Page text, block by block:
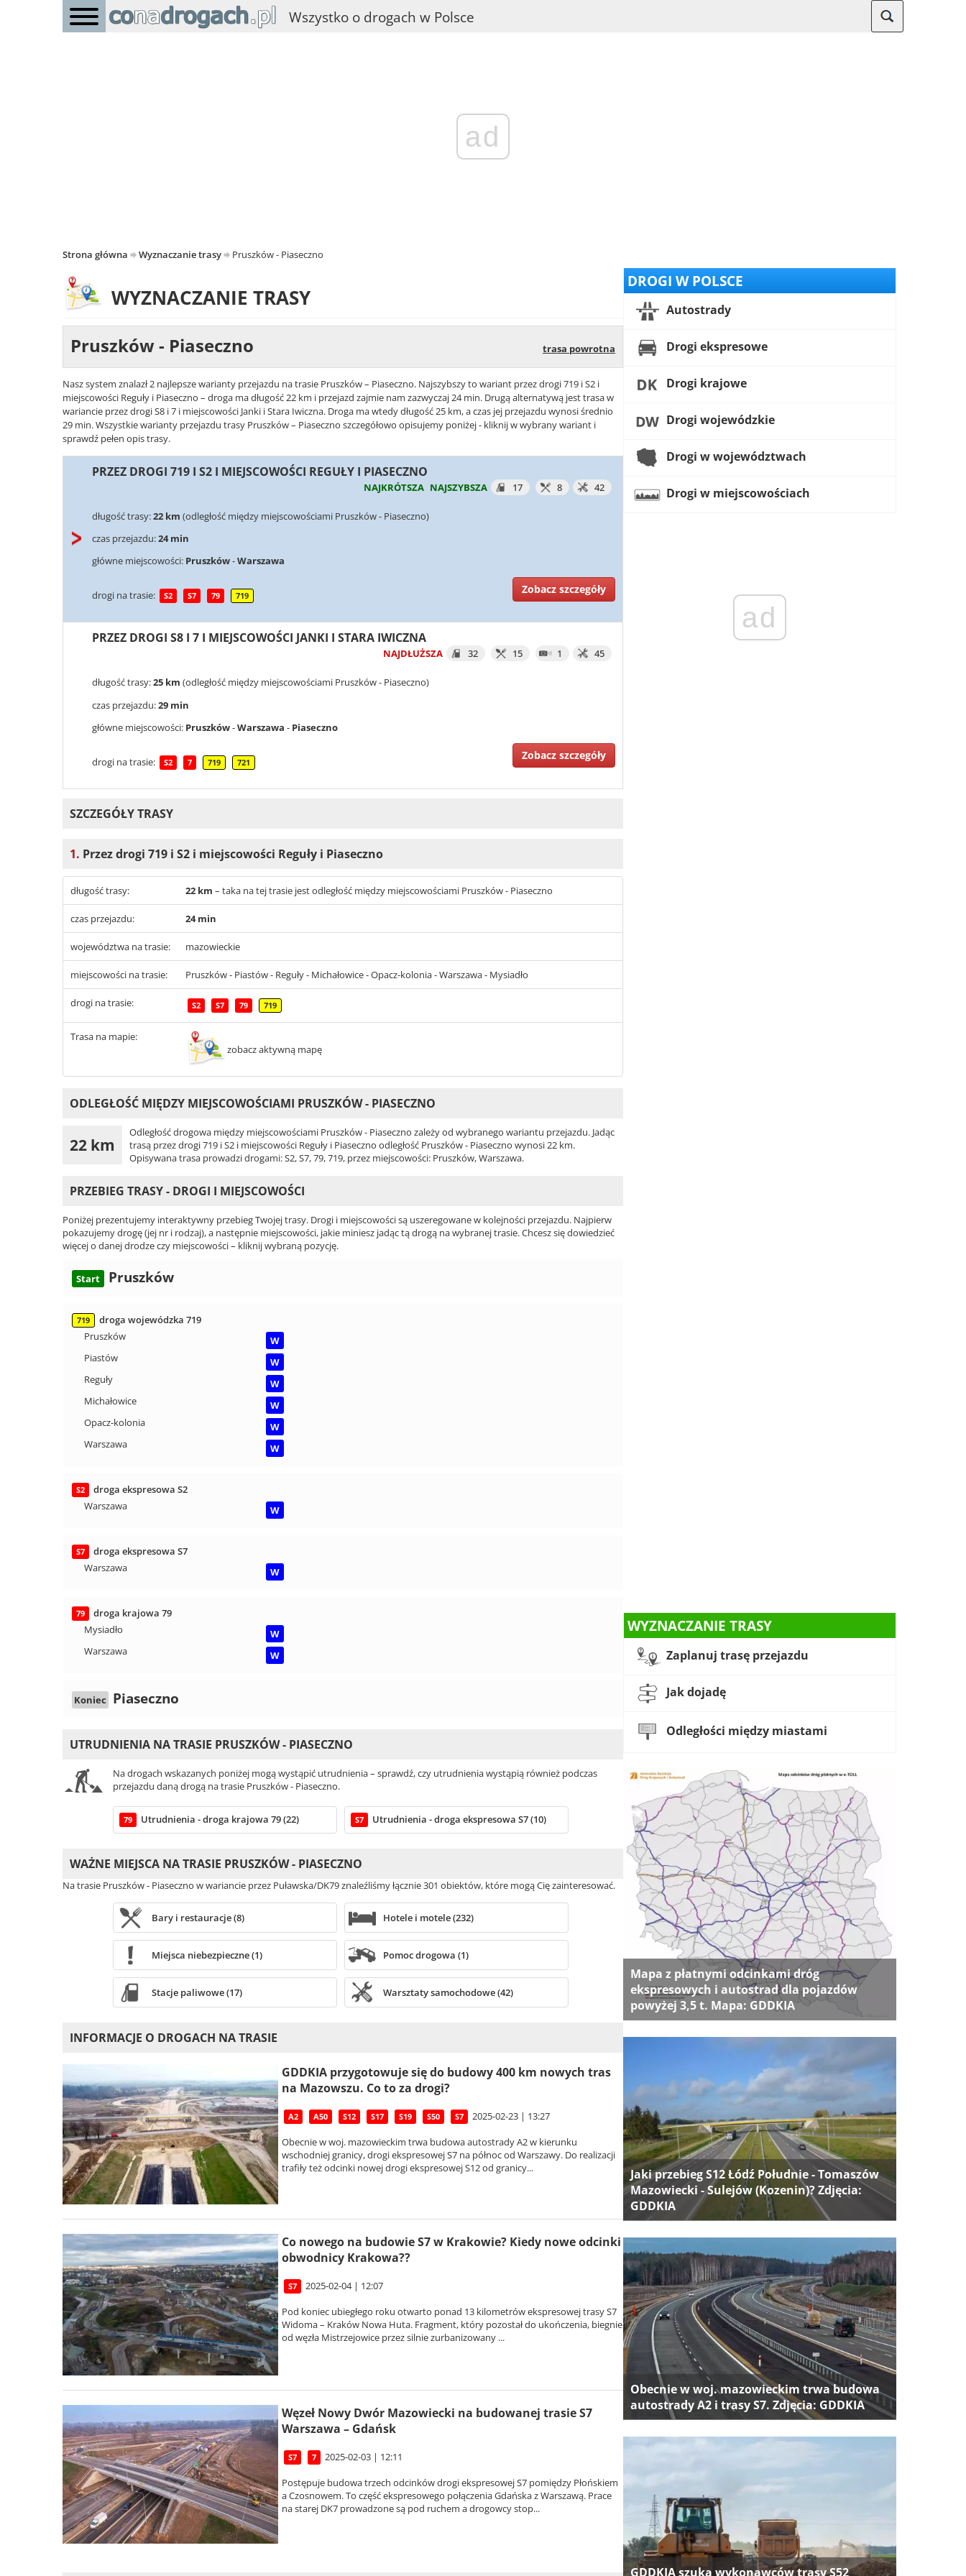
Wszystko o drogach w Polsce
ad
Strona główna Wyznaczanie trasy Pruszków - Piaseczno
WYZNACZANIE TRASY
Pruszków - Piaseczno trasa powrotna
Nasz system znalazł 2 najlepsze warianty przejazdu na trasie Pruszków – Piaseczno. Najszybszy to wariant przez drogi 719 i S2 i
miejscowości Reguły i Piaseczno – droga ma długość 22 km i przejazd zajmie nam zazwyczaj 24 min. Drugą alternatywą jest trasa w
wariancie przez drogi S8 i 7 i miejscowości Janki i Stara Iwiczna. Droga ma wtedy długość 25 km, a czas jej przejazdu wynosi średnio
29 min. Wszystkie warianty przejazdu trasy Pruszków – Piaseczno szczegółowo opisujemy poniżej - kliknij w wybrany wariant i
sprawdź pełen opis trasy.
PRZEZ DROGI 719 I S2 I MIEJSCOWOŚCI REGUŁY I PIASECZNO
NAJKRÓTSZA NAJSZYBSZA 17 8 42
długość trasy:22 km (odległość między miejscowościami Pruszków - Piaseczno)
czas przejazdu:24 min
główne miejscowości: Pruszków-Warszawa
drogi na trasie: S2 S7 79 719
Zobacz szczegóły
PRZEZ DROGI S8 I 7 I MIEJSCOWOŚCI JANKI I STARA IWICZNA
NAJDŁUŻSZA 32 15 1 45
długość trasy:25 km (odległość między miejscowościami Pruszków - Piaseczno)
czas przejazdu:29 min
główne miejscowości: Pruszków-Warszawa - Piaseczno
drogi na trasie: S2 7 719 721
Zobacz szczegóły
SZCZEGÓŁY TRASY
1. Przez drogi 719 i S2 i miejscowości Reguły i Piaseczno
długość trasy: 22 km – taka na tej trasie jest odległość między miejscowościami Pruszków - Piaseczno
czas przejazdu: 24 min
województwa na trasie: mazowieckie
miejscowości na trasie: Pruszków - Piastów - Reguły - Michałowice - Opacz-kolonia - Warszawa - Mysiadło
drogi na trasie: S2 S7 79 719
Trasa na mapie:
zobacz aktywną mapę
ODLEGŁOŚĆ MIĘDZY MIEJSCOWOŚCIAMI PRUSZKÓW - PIASECZNO
22 km
Odległość drogowa między miejscowościami Pruszków - Piaseczno zależy od wybranego wariantu przejazdu. Jadąc
trasą przez drogi 719 i S2 i miejscowości Reguły i Piaseczno odległość Pruszków - Piaseczno wynosi 22 km.
Opisywana trasa prowadzi drogami: S2, S7, 79, 719, przez miejscowości: Pruszków, Warszawa.
PRZEBIEG TRASY - DROGI I MIEJSCOWOŚCI
Poniżej prezentujemy interaktywny przebieg Twojej trasy. Drogi i miejscowości są uszeregowane w kolejności przejazdu. Najpierw
pokazujemy drogę (jej nr i rodzaj), a następnie miejscowości, jakie miniesz jadąc tą drogą na wybranej trasie. Chcesz się dowiedzieć
więcej o danej drodze czy miejscowości – kliknij wybraną pozycję.
Start Pruszków
719
droga wojewódzka 719
Pruszków
W
Piastów
W
Reguły
W
Michałowice
W
Opacz-kolonia
W
Warszawa
W
S2
droga ekspresowa S2
Warszawa
W
S7
droga ekspresowa S7
Warszawa
W
79
droga krajowa 79
Mysiadło
W
Warszawa
W
Koniec Piaseczno
UTRUDNIENIA NA TRASIE PRUSZKÓW - PIASECZNO
Na drogach wskazanych poniżej mogą wystąpić utrudnienia – sprawdź, czy utrudnienia wystąpią również podczas
przejazdu daną drogą na trasie Pruszków - Piaseczno.
79 Utrudnienia - droga krajowa 79 (22) S7 Utrudnienia - droga ekspresowa S7 (10)
WAŻNE MIEJSCA NA TRASIE PRUSZKÓW - PIASECZNO
Na trasie Pruszków - Piaseczno w wariancie przez Puławska/DK79 znaleźliśmy łącznie 301 obiektów, które mogą Cię zainteresować.
Bary i restauracje (8) Hotele i motele (232)
Miejsca niebezpieczne (1) Pomoc drogowa (1)
Stacje paliwowe (17) Warsztaty samochodowe (42)
INFORMACJE O DROGACH NA TRASIE
GDDKIA przygotowuje się do budowy 400 km nowych tras
na Mazowszu. Co to za drogi?
A2 A50 S12 S17 S19 S50 S7 2025-02-23 | 13:27
Obecnie w woj. mazowieckim trwa budowa autostrady A2 w kierunku
wschodniej granicy, drogi ekspresowej S7 na północ od Warszawy. Do realizacji
trafiły też odcinki nowej drogi ekspresowej S12 od granicy...
Co nowego na budowie S7 w Krakowie? Kiedy nowe odcinki
obwodnicy Krakowa??
S7 2025-02-04 | 12:07
Pod koniec ubiegłego roku otwarto ponad 13 kilometrów ekspresowej trasy S7
Widoma – Kraków Nowa Huta. Fragment, który pozostał do ukończenia, biegnie
od węzła Mistrzejowice przez silnie zurbanizowany ...
Węzeł Nowy Dwór Mazowiecki na budowanej trasie S7
Warszawa – Gdańsk
S7 7 2025-02-03 | 12:11
Postępuje budowa trzech odcinków drogi ekspresowej S7 pomiędzy Płońskiem
a Czosnowem. To część ekspresowego połączenia Gdańska z Warszawą. Prace
na starej DK7 prowadzone są pod ruchem a drogowcy stop...
DROGI W POLSCE
Autostrady
Drogi ekspresowe
Drogi krajowe
Drogi wojewódzkie
Drogi w województwach
Drogi w miejscowościach
ad
WYZNACZANIE TRASY
Zaplanuj trasę przejazdu
Jak dojadę
Odległości między miastami
Mapa z płatnymi odcinkami dróg
ekspresowych i autostrad dla pojazdów
powyżej 3,5 t. Mapa: GDDKIA
Jaki przebieg S12 Łódź Południe - Tomaszów
Mazowiecki - Sulejów (Kozenin)? Zdjęcia:
GDDKIA
Obecnie w woj. mazowieckim trwa budowa
autostrady A2 i trasy S7. Zdjęcia: GDDKIA
GDDKIA szuka wykonawców trasy S52